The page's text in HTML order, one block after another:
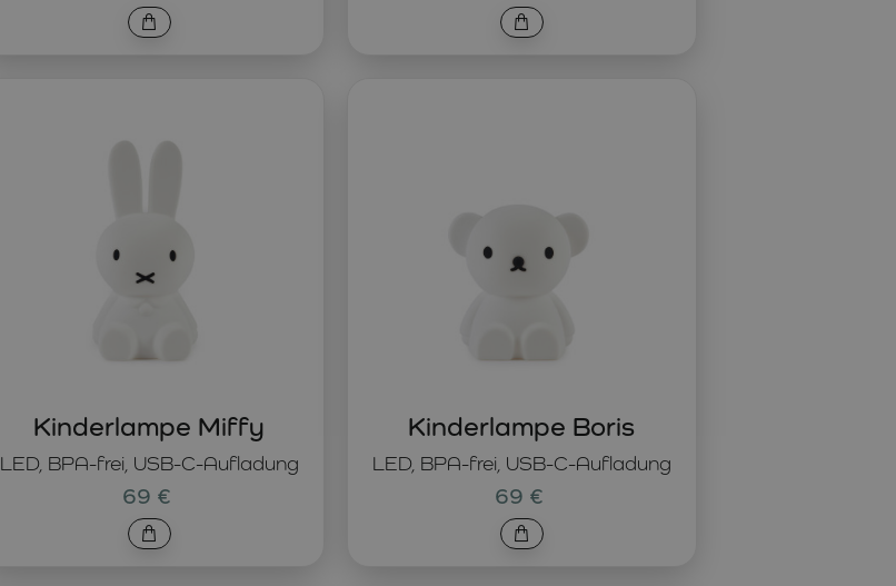
LED, BPA-frei, USB-C-Aufladung
Kinderlampe Miffy
69 €
LED, BPA-frei, USB-C-Aufladung
Kinderlampe Boris
69 €